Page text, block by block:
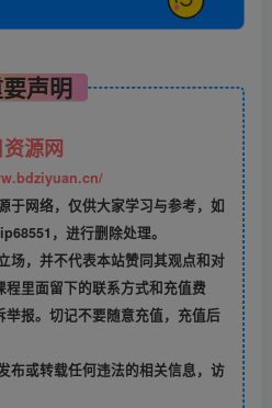
声明
源网
于网络，仅供大家学习与参考，如
，进行删除处理。
场，并不代表本站赞同其观点和对
里面留下的联系方式和充值费
报。切记不要随意充值，充值后
布或转载任何违法的相关信息，访